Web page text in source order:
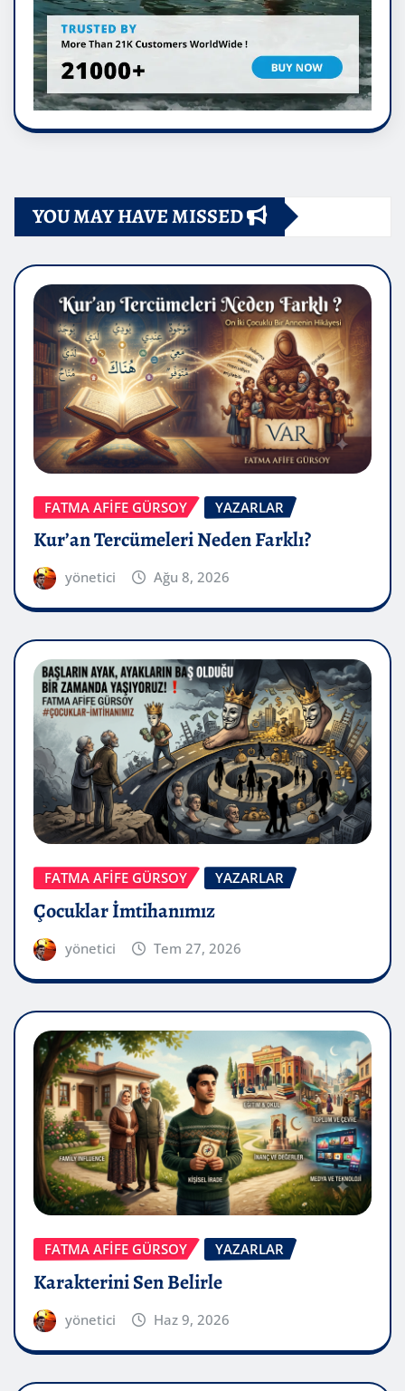
YOU MAY HAVE MISSED
FATMA AFİFE GÜRSOY YAZARLAR
Kur’an Tercümeleri Neden Farklı?
yönetici Ağu 8, 2026
FATMA AFİFE GÜRSOY YAZARLAR
Çocuklar İmtihanımız
yönetici Tem 27, 2026
FATMA AFİFE GÜRSOY YAZARLAR
Karakterini Sen Belirle
yönetici Haz 9, 2026